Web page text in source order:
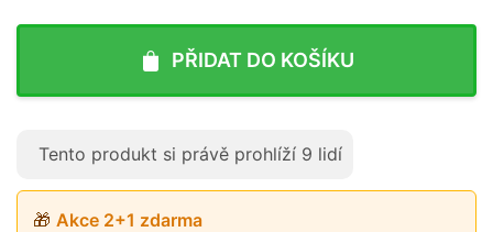
PŘIDAT DO KOŠÍKU
Tento produkt si právě prohlíží 9 lidí
🎁 Akce 2+1 zdarma